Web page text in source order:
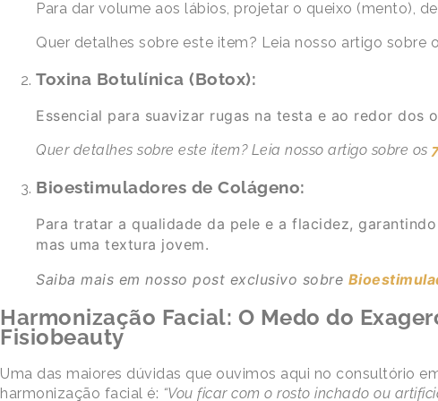
Para dar volume aos lábios, projetar o queixo (mento),
Quer detalhes sobre este item? Leia nosso artigo sobre
Toxina Botulínica (Botox):
Essencial para suavizar rugas na testa e ao redor dos
Quer detalhes sobre este item? Leia nosso artigo sobre os
Bioestimuladores de Colágeno:
Para tratar a qualidade da pele e a flacidez,
mas uma textura jovem.
Saiba mais em nosso post exclusivo sobre
Harmonização Facial: O Medo do
Fisiobeauty
Uma das maiores dúvidas que ouvimos aqui no consultório
harmonização facial é: “Vou ficar com o rosto inchado ou